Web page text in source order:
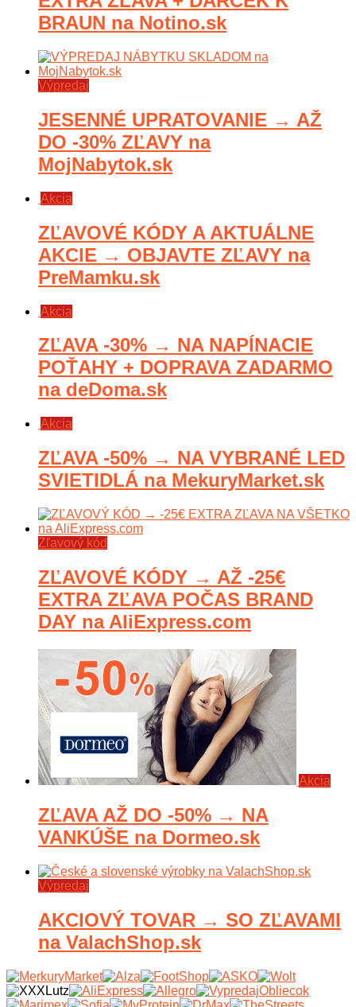
BRAUN na Notino.sk
Výpredaj
JESENNÉ UPRATOVANIE → AŽ
DO -30% ZĽAVY na
MojNabytok.sk
Akcia
ZĽAVOVÉ KÓDY A AKTUÁLNE
AKCIE → OBJAVTE ZĽAVY na
PreMamku.sk
Akcia
ZĽAVA -30% → NA NAPÍNACIE
POŤAHY + DOPRAVA ZADARMO
na deDoma.sk
Akcia
ZĽAVA -50% → NA VYBRANÉ LED
SVIETIDLÁ na MekuryMarket.sk
Zľavový kód
ZĽAVOVÉ KÓDY → AŽ -25€
EXTRA ZĽAVA POČAS BRAND
DAY na AliExpress.com
Akcia
ZĽAVA AŽ DO -50% → NA
VANKÚŠE na Dormeo.sk
Výpredaj
AKCIOVÝ TOVAR → SO ZĽAVAMI
na ValachShop.sk